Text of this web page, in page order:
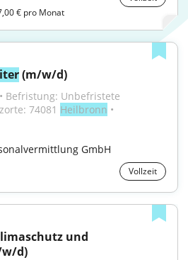
€ pro Monat
(m/w/d)
Befristung: Unbefristete
74081 Heilbronn •
GmbH
Vollzeit
und
w/d)